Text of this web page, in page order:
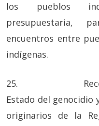
los pueblos
presupuestaria,
encuentros entre
indígenas.
25.
Estado del
originarios de la